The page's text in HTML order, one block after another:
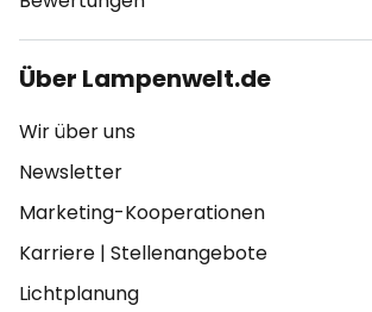
Über Lampenwelt.de
Wir über uns
Newsletter
Marketing-Kooperationen
Karriere | Stellenangebote
Lichtplanung